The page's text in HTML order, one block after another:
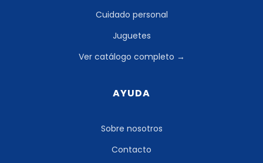
Cuidado personal
Juguetes
Ver catálogo completo →
AYUDA
Sobre nosotros
Contacto